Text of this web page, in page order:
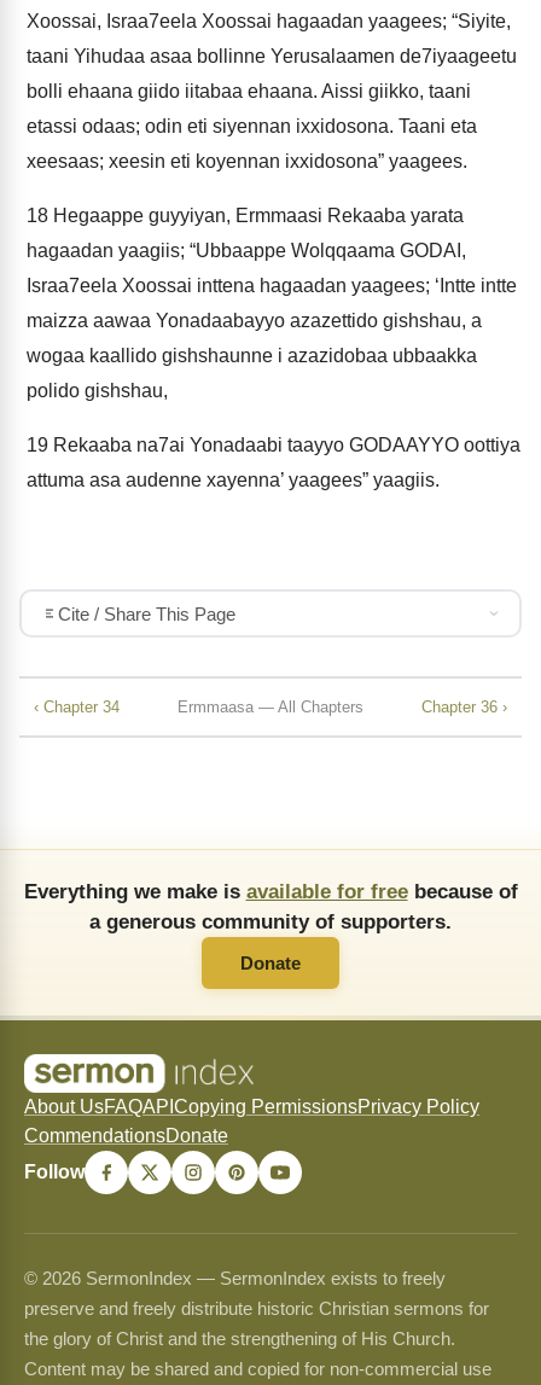
Xoossai, Israa7eela Xoossai hagaadan yaagees; “Siyite,
taani Yihudaa asaa bollinne Yerusalaamen de7iyaageetu
bolli ehaana giido iitabaa ehaana. Aissi giikko, taani
etassi odaas; odin eti siyennan ixxidosona. Taani eta
xeesaas; xeesin eti koyennan ixxidosona” yaagees.
18 Hegaappe guyyiyan, Ermmaasi Rekaaba yarata
hagaadan yaagiis; “Ubbaappe Wolqqaama GODAI,
Israa7eela Xoossai inttena hagaadan yaagees; ‘Intte intte
maizza aawaa Yonadaabayyo azazettido gishshau, a
wogaa kaallido gishshaunne i azazidobaa ubbaakka
polido gishshau,
19 Rekaaba na7ai Yonadaabi taayyo GODAAYYO oottiya
attuma asa audenne xayenna’ yaagees” yaagiis.
Cite / Share This Page
‹ Chapter 34 Ermmaasa — All Chapters Chapter 36 ›
Everything we make is available for freebecause of
a generous community of supporters.
Donate
About UsFAQAPI Copying PermissionsPrivacy Policy
CommendationsDonate
Follow
© 2026 SermonIndex — SermonIndex exists to freely
preserve and freely distribute historic Christian sermons for
the glory of Christ and the strengthening of His Church.
Content may be shared and copied for non-commercial use